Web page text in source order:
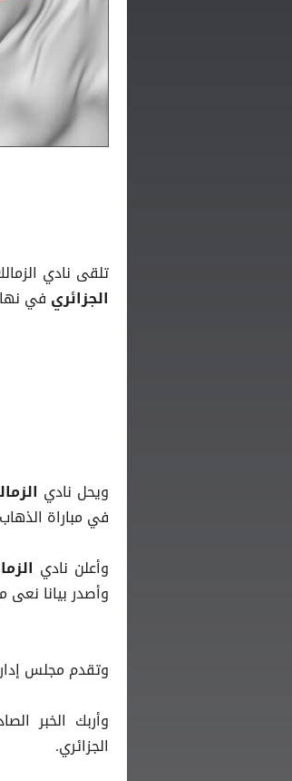
تلقى نادي
الجزائري في
ويحل نادي
في مباراة
وأعلن نادي
وأصدر بيانا
وتقدم مجلس
وأربك الخبر
الجزائري.